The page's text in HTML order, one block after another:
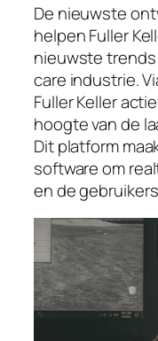
De nieuwste
helpen Fuller
nieuwste
care industrie.
Fuller Keller
hoogte van de
Dit platform
software om
en de